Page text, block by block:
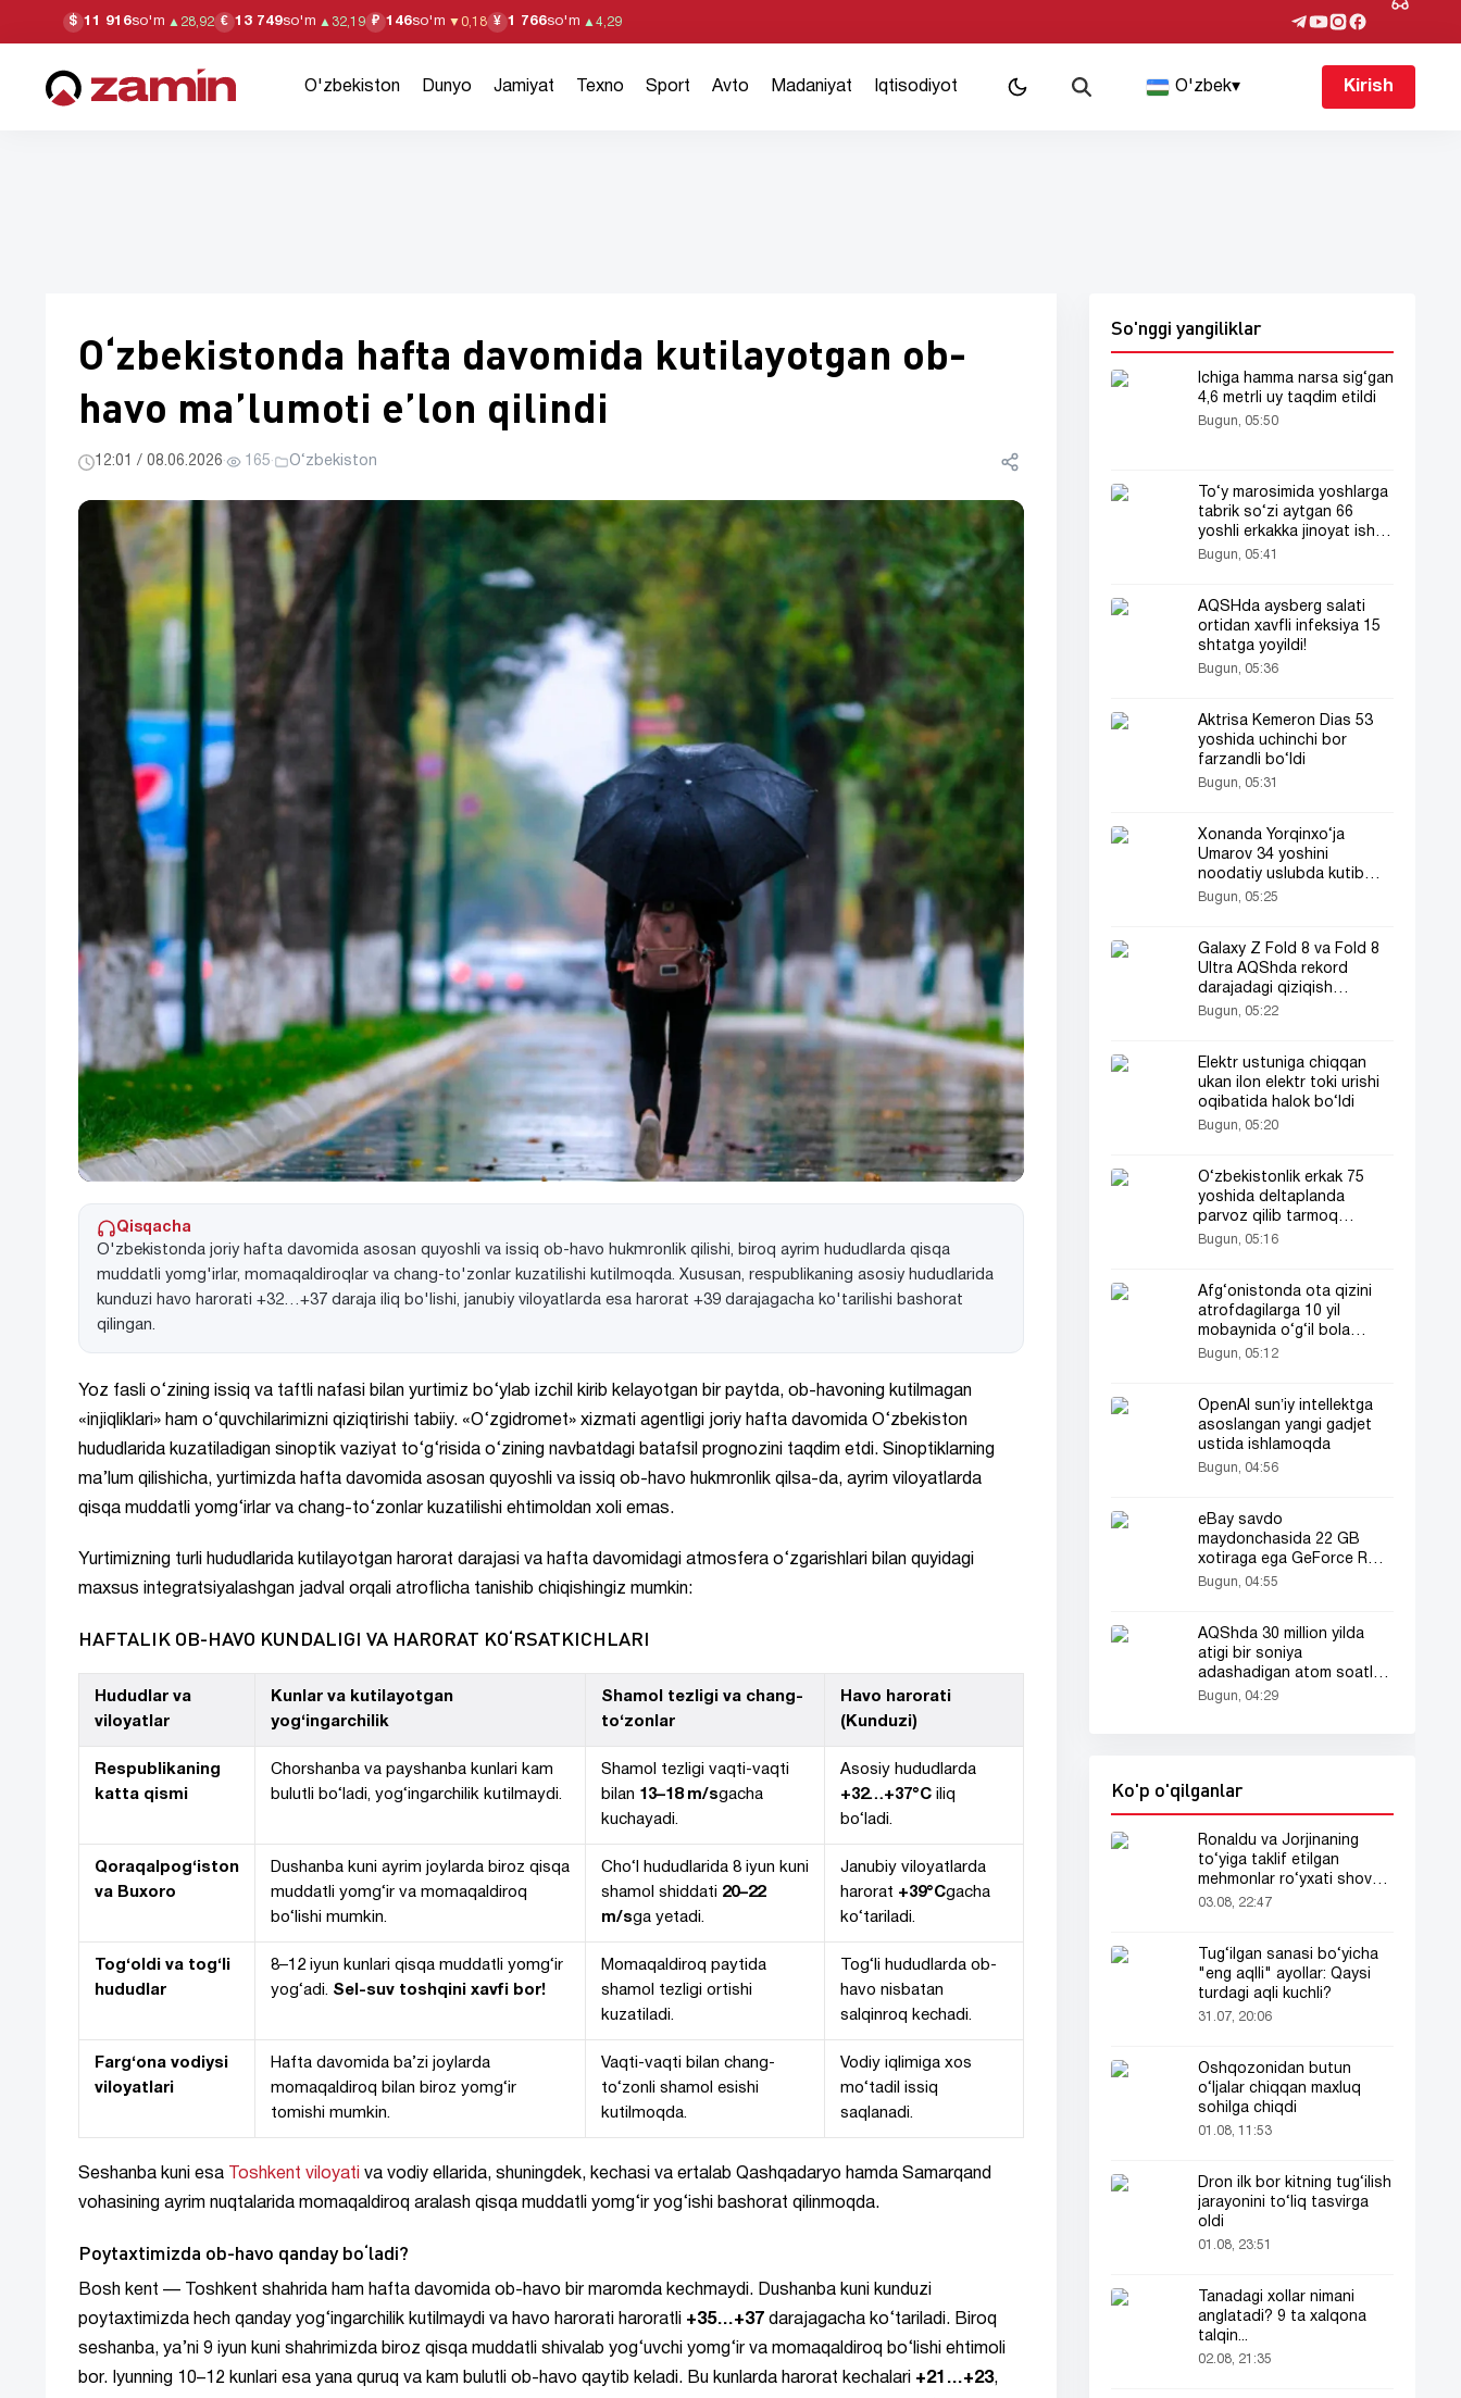
$ 11 916so'm ▲ 28,92 € 13 749so'm ▲ 32,19 ₽ 146so'm ▼ 0,18 ¥ 1 766so'm ▲ 4,29
O'zbekiston Dunyo Jamiyat Texno Sport Avto Madaniyat Iqtisodiyot O'zbek▾ Kirish
O‘zbekistonda hafta davomida kutilayotgan ob-
havo ma’lumoti e’lon qilindi
12:01 / 08.06.2026· 165· O‘zbekiston
Qisqacha
O'zbekistonda joriy hafta davomida asosan quyoshli va issiq ob-havo hukmronlik qilishi, biroq ayrim hududlarda qisqa
muddatli yomg'irlar, momaqaldiroqlar va chang-to'zonlar kuzatilishi kutilmoqda. Xususan, respublikaning asosiy hududlarida
kunduzi havo harorati +32…+37 daraja iliq bo'lishi, janubiy viloyatlarda esa harorat +39 darajagacha ko'tarilishi bashorat
qilingan.
Yoz fasli o‘zining issiq va taftli nafasi bilan yurtimiz bo‘ylab izchil kirib kelayotgan bir paytda, ob-havoning kutilmagan
«injiqliklari» ham o‘quvchilarimizni qiziqtirishi tabiiy. «O‘zgidromet» xizmati agentligi joriy hafta davomida O‘zbekiston
hududlarida kuzatiladigan sinoptik vaziyat to‘g‘risida o‘zining navbatdagi batafsil prognozini taqdim etdi. Sinoptiklarning
ma’lum qilishicha, yurtimizda hafta davomida asosan quyoshli va issiq ob-havo hukmronlik qilsa-da, ayrim viloyatlarda
qisqa muddatli yomg‘irlar va chang-to‘zonlar kuzatilishi ehtimoldan xoli emas.
Yurtimizning turli hududlarida kutilayotgan harorat darajasi va hafta davomidagi atmosfera o‘zgarishlari bilan quyidagi
maxsus integratsiyalashgan jadval orqali atroflicha tanishib chiqishingiz mumkin:
HAFTALIK OB-HAVO KUNDALIGI VA HARORAT KO‘RSATKICHLARI
Hududlar va
viloyatlar
Kunlar va kutilayotgan
yog‘ingarchilik
Shamol tezligi va chang-
to‘zonlar
Havo harorati
(Kunduzi)
Respublikaning
katta qismi
Chorshanba va payshanba kunlari kam
bulutli bo‘ladi, yog‘ingarchilik kutilmaydi.
Shamol tezligi vaqti-vaqti
bilan 13–18 m/sgacha
kuchayadi.
Asosiy hududlarda
+32…+37°C iliq
bo‘ladi.
Qoraqalpog‘iston
va Buxoro
Dushanba kuni ayrim joylarda biroz qisqa
muddatli yomg‘ir va momaqaldiroq
bo‘lishi mumkin.
Cho‘l hududlarida 8 iyun kuni
shamol shiddati 20–22
m/sga yetadi.
Janubiy viloyatlarda
harorat +39°Cgacha
ko‘tariladi.
Tog‘oldi va tog‘li
hududlar
8–12 iyun kunlari qisqa muddatli yomg‘ir
yog‘adi. Sel-suv toshqini xavfi bor!
Momaqaldiroq paytida
shamol tezligi ortishi
kuzatiladi.
Tog‘li hududlarda ob-
havo nisbatan
salqinroq kechadi.
Farg‘ona vodiysi
viloyatlari
Hafta davomida ba’zi joylarda
momaqaldiroq bilan biroz yomg‘ir
tomishi mumkin.
Vaqti-vaqti bilan chang-
to‘zonli shamol esishi
kutilmoqda.
Vodiy iqlimiga xos
mo‘tadil issiq
saqlanadi.
Seshanba kuni esa Toshkent viloyati va vodiy ellarida, shuningdek, kechasi va ertalab Qashqadaryo hamda Samarqand
vohasining ayrim nuqtalarida momaqaldiroq aralash qisqa muddatli yomg‘ir yog‘ishi bashorat qilinmoqda.
Poytaxtimizda ob-havo qanday bo‘ladi?
Bosh kent — Toshkent shahrida ham hafta davomida ob-havo bir maromda kechmaydi. Dushanba kuni kunduzi
poytaxtimizda hech qanday yog‘ingarchilik kutilmaydi va havo harorati haroratli +35…+37 darajagacha ko‘tariladi. Biroq
seshanba, ya’ni 9 iyun kuni shahrimizda biroz qisqa muddatli shivalab yog‘uvchi yomg‘ir va momaqaldiroq bo‘lishi ehtimoli
bor. Iyunning 10–12 kunlari esa yana quruq va kam bulutli ob-havo qaytib keladi. Bu kunlarda harorat kechalari +21…+23,
So'nggi yangiliklar
Ichiga hamma narsa sig‘gan
4,6 metrli uy taqdim etildi
Bugun, 05:50
To‘y marosimida yoshlarga
tabrik so‘zi aytgan 66
yoshli erkakka jinoyat ishi
ochildi
Bugun, 05:41
AQSHda aysberg salati
ortidan xavfli infeksiya 15
shtatga yoyildi!
Bugun, 05:36
Aktrisa Kemeron Dias 53
yoshida uchinchi bor
farzandli bo‘ldi
Bugun, 05:31
Xonanda Yorqinxo‘ja
Umarov 34 yoshini
noodatiy uslubda kutib
oldi!
Bugun, 05:25
Galaxy Z Fold 8 va Fold 8
Ultra AQShda rekord
darajadagi qiziqish
uygʻotdi
Bugun, 05:22
Elektr ustuniga chiqqan
ukan ilon elektr toki urishi
oqibatida halok bo‘ldi
Bugun, 05:20
O‘zbekistonlik erkak 75
yoshida deltaplanda
parvoz qilib tarmoq
foydalanuvchilarini
Bugun, 05:16
Afg‘onistonda ota qizini
atrofdagilarga 10 yil
mobaynida o‘g‘il bola
sifatida tanishtirdi
Bugun, 05:12
OpenAI sunʼiy intellektga
asoslangan yangi gadjet
ustida ishlamoqda
Bugun, 04:56
eBay savdo
maydonchasida 22 GB
xotiraga ega GeForce RTX
2080 Ti paydo boʻldi
Bugun, 04:55
AQShda 30 million yilda
atigi bir soniya
adashadigan atom soatlari
ishlab chiqariladi
Bugun, 04:29
Ko'p o'qilganlar
Ronaldu va Jorjinaning
to‘yiga taklif etilgan
mehmonlar ro‘yxati shov-
shuvda
03.08, 22:47
Tug‘ilgan sanasi bo‘yicha
"eng aqlli" ayollar: Qaysi
turdagi aqli kuchli?
31.07, 20:06
Oshqozonidan butun
o‘ljalar chiqqan maxluq
sohilga chiqdi
01.08, 11:53
Dron ilk bor kitning tug‘ilish
jarayonini to‘liq tasvirga
oldi
01.08, 23:51
Tanadagi xollar nimani
anglatadi? 9 ta xalqona
talqin...
02.08, 21:35